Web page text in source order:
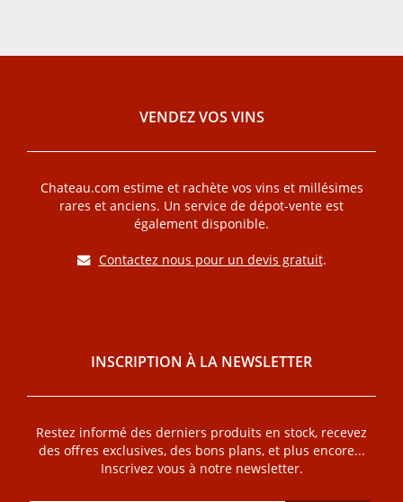
VENDEZ VOS VINS
Chateau.com estime et rachète vos vins et millésimes
rares et anciens. Un service de dépot-vente est
également disponible.
Contactez nous pour un devis gratuit.
INSCRIPTION À LA NEWSLETTER
Restez informé des derniers produits en stock, recevez
des offres exclusives, des bons plans, et plus encore...
Inscrivez vous à notre newsletter.